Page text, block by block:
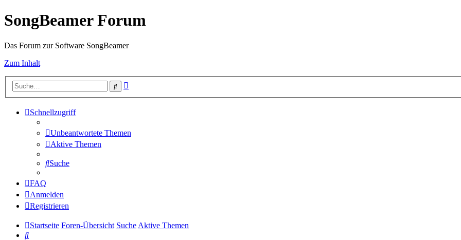
SongBeamer Forum
Das Forum zur Software SongBeamer
Zum Inhalt
Suche
Schnellzugriff
Unbeantwortete Themen
Aktive Themen
Suche
FAQ
Anmelden
Registrieren
Startseite Foren-Übersicht SucheAktive Themen
Suche